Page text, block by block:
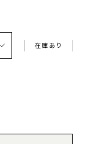
在庫あり